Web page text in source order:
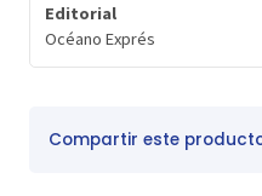
Editorial
Océano Exprés
Compartir este